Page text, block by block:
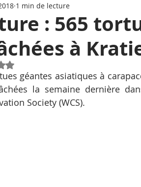
: 565
à
1 min de lecture
NaN étoiles sur 5.
géantes asiatiques à
la semaine dernière
Society (WCS).